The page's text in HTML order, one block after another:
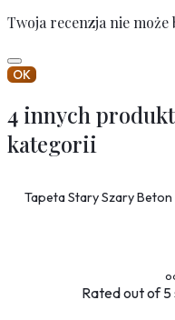
Twoja recenzja nie może
OK
4 innych
kategorii
Tapeta Stary Szary
Ratedout of 5